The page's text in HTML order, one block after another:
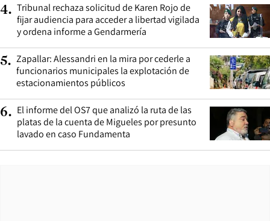
4. Tribunal rechaza solicitud de Karen Rojo de
fijar audiencia para acceder a libertad vigilada
y ordena informe a Gendarmería
5. Zapallar: Alessandri en la mira por cederle a
funcionarios municipales la explotación de
estacionamientos públicos
6. El informe del OS7 que analizó la ruta de las
platas de la cuenta de Migueles por presunto
lavado en caso Fundamenta